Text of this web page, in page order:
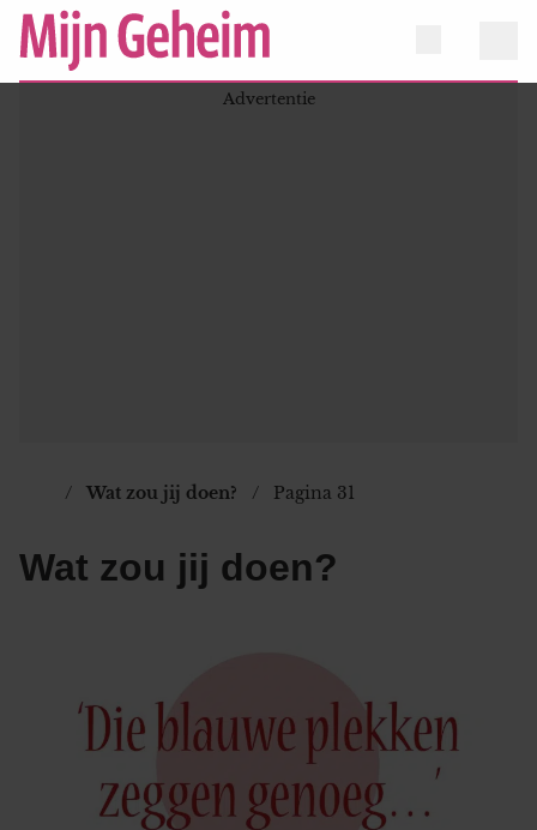
Wat zou jij doen? Pagina 31
Wat zou jij doen?